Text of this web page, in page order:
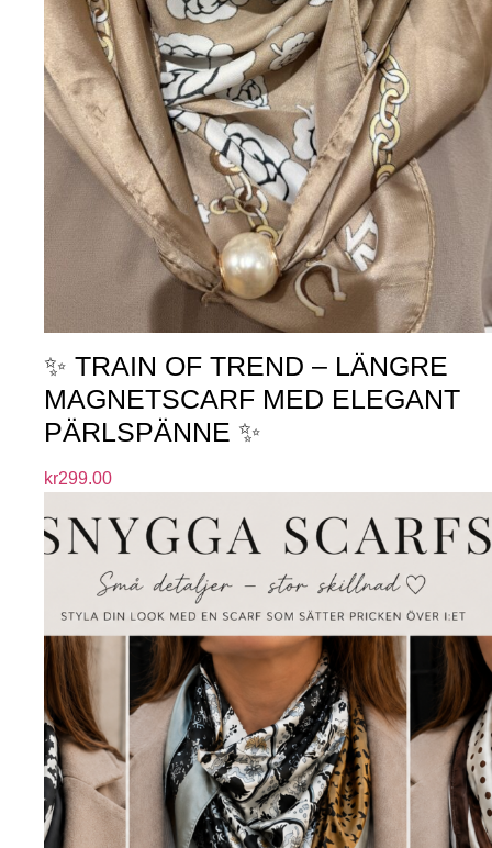
✨ TRAIN OF TREND – LÄNGRE
MAGNETSCARF MED ELEGANT
PÄRLSPÄNNE ✨
kr299.00